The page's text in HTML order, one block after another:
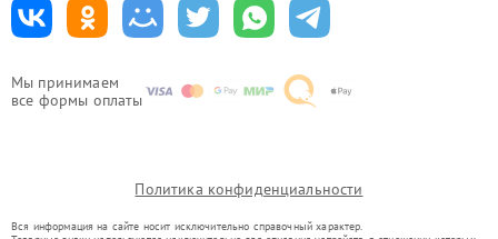
Мы принимаем
все формы оплаты
Политика конфиденциальности
Вся информация на сайте носит исключительно справочный характер.